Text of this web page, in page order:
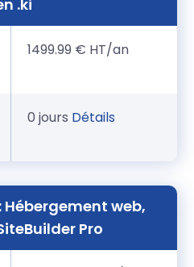
.ki
1499.99 € HT/an
0 jours Détails
Hébergement web,
Pro